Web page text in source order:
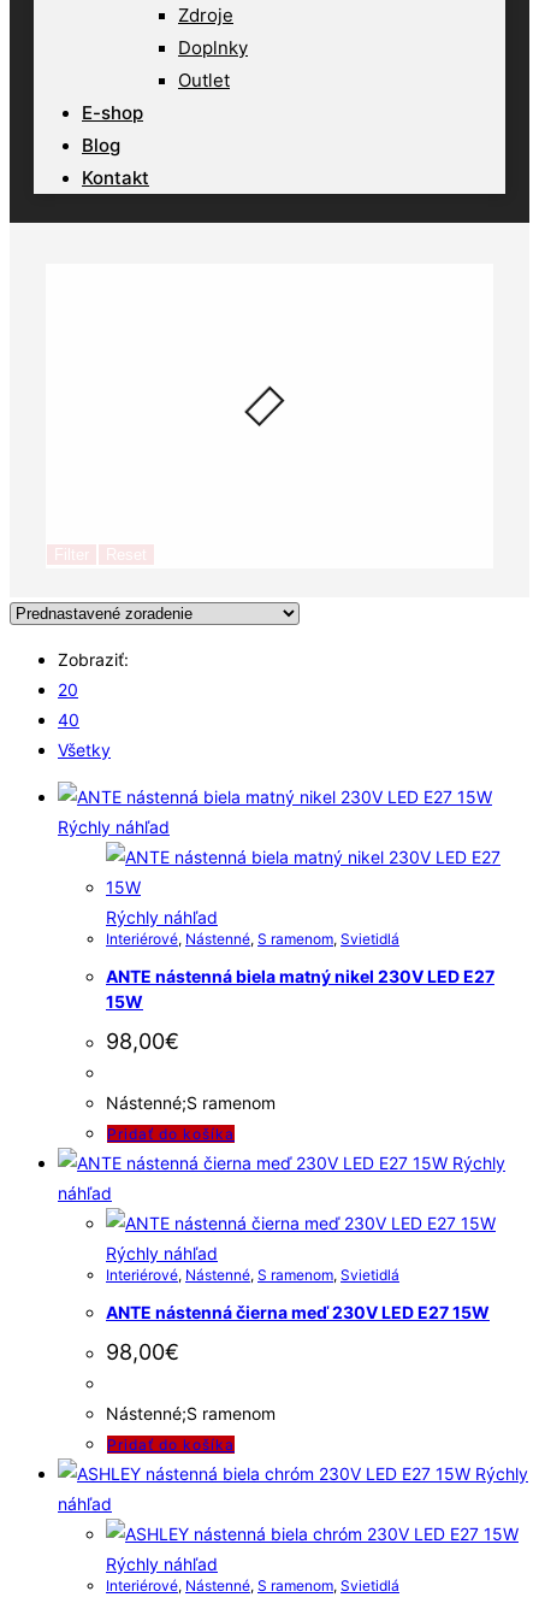
Zdroje
Doplnky
Outlet
E-shop
Blog
Kontakt
Filter Reset
Zobraziť:
20
40
Všetky
Rýchly náhľad
Rýchly náhľad
Interiérové, Nástenné, S ramenom, Svietidlá
ANTE nástenná biela matný nikel 230V LED E27
15W
98,00€
Nástenné;S ramenom
Pridať do košíka
Rýchly
náhľad
Rýchly náhľad
Interiérové, Nástenné, S ramenom, Svietidlá
ANTE nástenná čierna meď 230V LED E27 15W
98,00€
Nástenné;S ramenom
Pridať do košíka
Rýchly
náhľad
Rýchly náhľad
Interiérové, Nástenné, S ramenom, Svietidlá